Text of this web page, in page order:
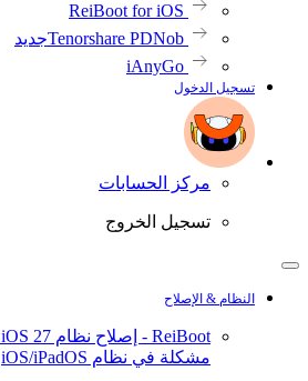
ReiBoot for iOS
Tenorshare PDNobجديد
iAnyGo
تسجيل الدخول
مركز الحسابات
تسجيل الخروج
النظام & الإصلاح
ReiBoot - إصلاح نظام iOS iOS 27
مشكلة في نظام iOS/iPadOS